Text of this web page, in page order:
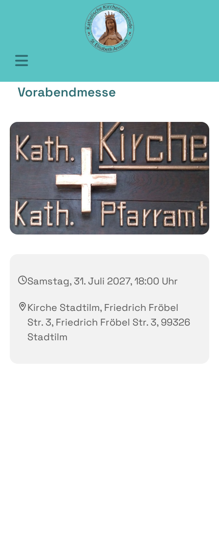
Vorabendmesse
Samstag, 31. Juli 2027, 18:00 Uhr
Kirche Stadtilm, Friedrich Fröbel
Str. 3, Friedrich Fröbel Str. 3, 99326
Stadtilm